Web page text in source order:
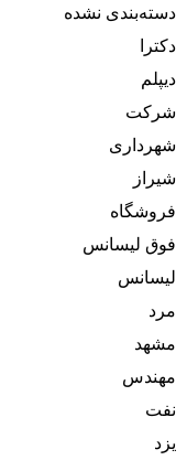
دسته‌بندی نشده
دکترا
دیپلم
شرکت
شهرداری
شیراز
فروشگاه
فوق لیسانس
لیسانس
مرد
مشهد
مهندس
نفت
یزد